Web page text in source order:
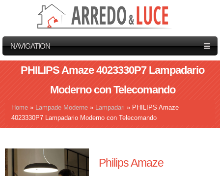
NAVIGATION
PHILIPS Amaze 4023330P7 Lampadario
Moderno con Telecomando
Tu sei qui
Home » Lampade Moderne » Lampadari » PHILIPS Amaze
4023330P7 Lampadario Moderno con Telecomando
Philips Amaze